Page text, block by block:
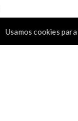
Usamos cookies